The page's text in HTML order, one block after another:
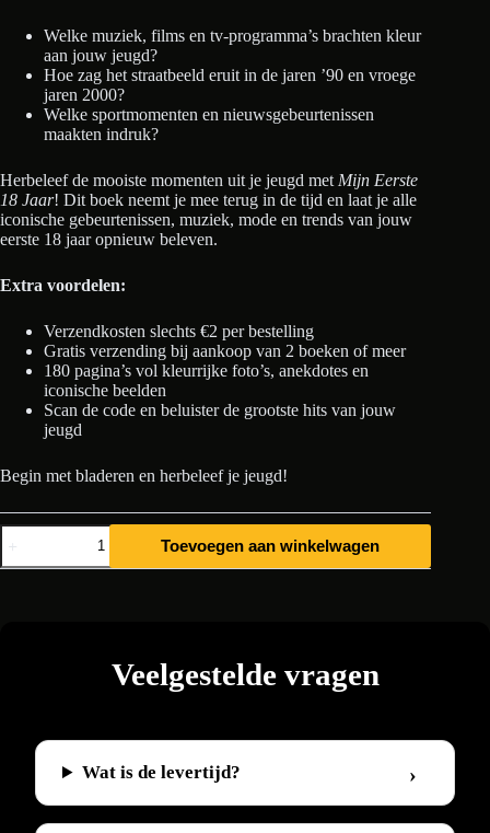
Welke muziek, films en tv-programma’s brachten kleur
aan jouw jeugd?
Hoe zag het straatbeeld eruit in de jaren ’90 en vroege
jaren 2000?
Welke sportmomenten en nieuwsgebeurtenissen
maakten indruk?
Herbeleef de mooiste momenten uit je jeugd met Mijn Eerste
18 Jaar! Dit boek neemt je mee terug in de tijd en laat je alle
iconische gebeurtenissen, muziek, mode en trends van jouw
eerste 18 jaar opnieuw beleven.
Extra voordelen:
Verzendkosten slechts €2 per bestelling
Gratis verzending bij aankoop van 2 boeken of meer
180 pagina’s vol kleurrijke foto’s, anekdotes en
iconische beelden
Scan de code en beluister de grootste hits van jouw
jeugd
Begin met bladeren en herbeleef je jeugd!
Mijn
Eerste
18
Toevoegen aan winkelwagen
Veelgestelde vragen
Wat is de levertijd?